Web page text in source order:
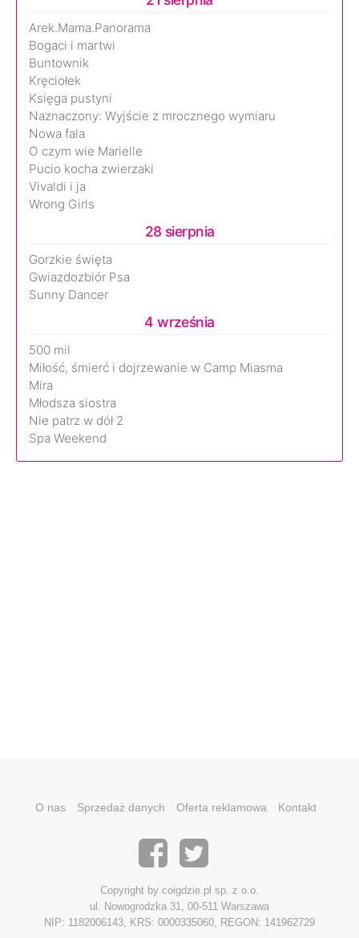
Arek.Mama.Panorama
Bogaci i martwi
Buntownik
Kręciołek
Księga pustyni
Naznaczony: Wyjście z mrocznego wymiaru
Nowa fala
O czym wie Marielle
Pucio kocha zwierzaki
Vivaldi i ja
Wrong Girls
28 sierpnia
Gorzkie święta
Gwiazdozbiór Psa
Sunny Dancer
4 września
500 mil
Miłość, śmierć i dojrzewanie w Camp Miasma
Mira
Młodsza siostra
Nie patrz w dół 2
Spa Weekend
O nas Sprzedaż danych Oferta reklamowa Kontakt
Copyright by coigdzie.pl sp. z o.o.
ul. Nowogrodzka 31, 00-511 Warszawa
NIP: 1182006143, KRS: 0000335060, REGON: 141962729